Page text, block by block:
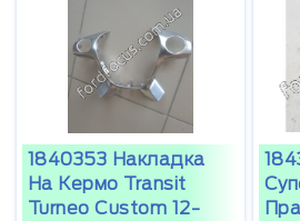
1840353 Накладка
На Кермо Transit
Turneo Custom 12-